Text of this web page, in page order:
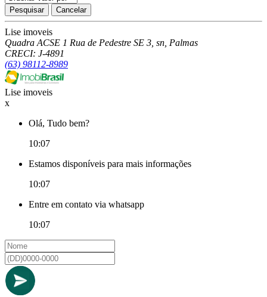
Pesquisar Cancelar
Lise imoveis
Quadra ACSE 1 Rua de Pedestre SE 3, sn, Palmas
CRECI: J-4891
(63) 98112-8989
Lise imoveis
x
Olá, Tudo bem?
10:07
Estamos disponíveis para mais informações
10:07
Entre em contato via whatsapp
10:07